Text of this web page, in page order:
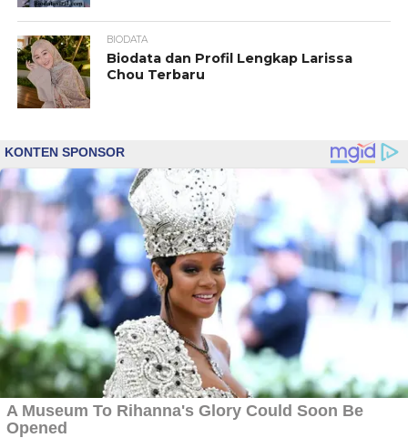
BIODATA
Biodata dan Profil Lengkap Larissa
Chou Terbaru